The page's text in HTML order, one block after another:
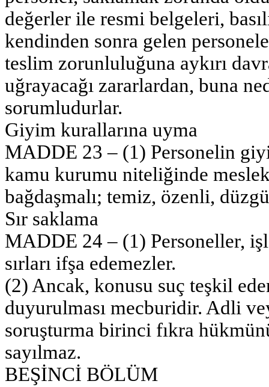
değerler ile resmi belgeleri,
kendinden sonra gelen
teslim zorunluluğuna aykırı
uğrayacağı zararlardan, buna
sorumludurlar.
Giyim kurallarına uyma
MADDE 23 – (1) Personelin
kamu kurumu niteliğinde
bağdaşmalı; temiz, özenli,
Sır saklama
MADDE 24 – (1) Personeller,
sırları ifşa edemezler.
(2) Ancak, konusu suç teşkil
duyurulması mecburidir. Adli
soruşturma birinci fıkra
sayılmaz.
BEŞİNCİ BÖLÜM